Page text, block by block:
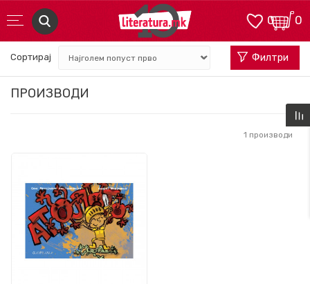
0
0
ПРОИЗВОДИ
Сортирај Филтри
1 производи